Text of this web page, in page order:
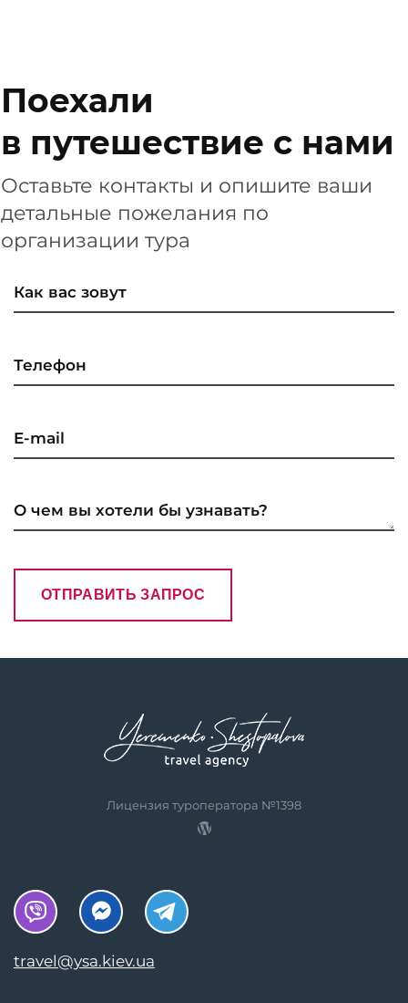
Поехали
в путешествие с нами
Оставьте контакты и опишите ваши
детальные пожелания по
организации тура
Лицензия туроператора №1398
travel@ysa.kiev.ua